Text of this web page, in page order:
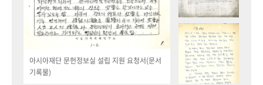
아시아재단 문헌정보실 설립 지원 요청서(문서
기록물)